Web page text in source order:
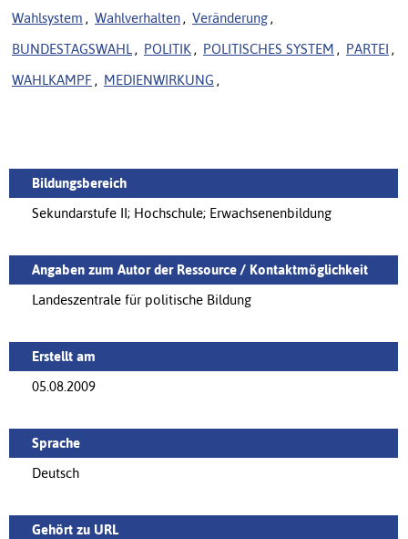
Wahlsystem , Wahlverhalten , Veränderung ,
BUNDESTAGSWAHL , POLITIK , POLITISCHES SYSTEM , PARTEI ,
WAHLKAMPF , MEDIENWIRKUNG ,
Bildungsbereich
Sekundarstufe II; Hochschule; Erwachsenenbildung
Angaben zum Autor der Ressource / Kontaktmöglichkeit
Landeszentrale für politische Bildung
Erstellt am
05.08.2009
Sprache
Deutsch
Gehört zu URL